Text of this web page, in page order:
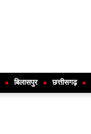
बिलासपुर छत्तीसगढ़